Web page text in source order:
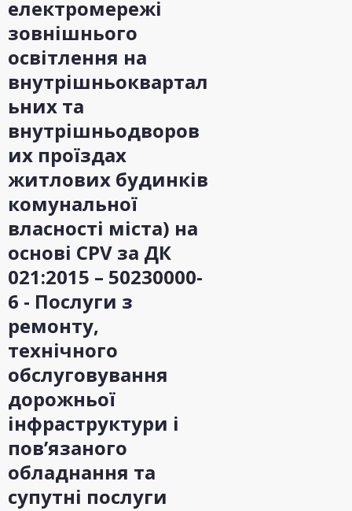
електромережі
зовнішнього
освітлення на
внутрішньоквартал
ьних та
внутрішньодворов
их проїздах
житлових будинків
комунальної
власності міста) на
основі CPV за ДК
021:2015 – 50230000-
6 - Послуги з
ремонту,
технічного
обслуговування
дорожньої
інфраструктури і
пов’язаного
обладнання та
супутні послуги